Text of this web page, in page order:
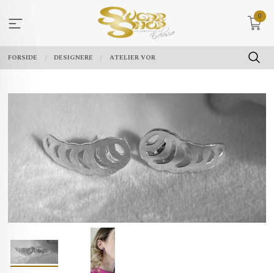
innholdet
0
FORSIDE DESIGNERE ATELIER VOR